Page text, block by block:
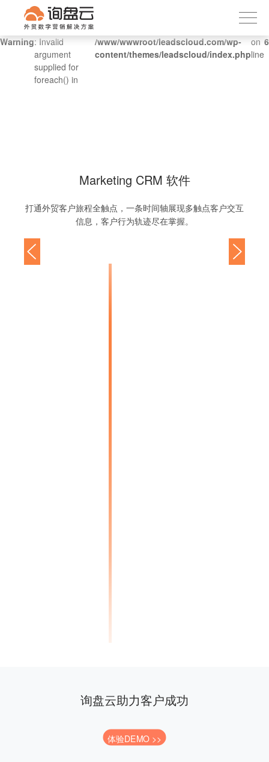
首页
产品服务
客户案例
Warning: Invalid
argument
supplied for
foreach() in
/www/wwwroot/leadscloud.com/wp-
content/themes/leadscloud/index.php
on
line
6
Marketing CRM 软件
打通外贸客户旅程全触点，一条时间轴展现多触点客户交互
信息，客户行为轨迹尽在掌握。
询盘云助力客户成功
体验DEMO >>
下载APP